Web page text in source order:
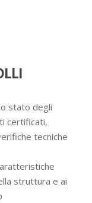
stato degli
certificati,
tecniche
struttura e ai